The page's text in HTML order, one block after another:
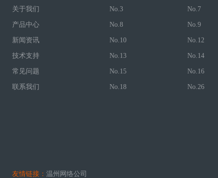
关于我们
产品中心
新闻资讯
技术支持
常见问题
联系我们
No.3 No.7
No.8 No.9
No.10 No.12
No.13 No.14
No.15 No.16
No.18 No.26
友情链接： 温州网络公司